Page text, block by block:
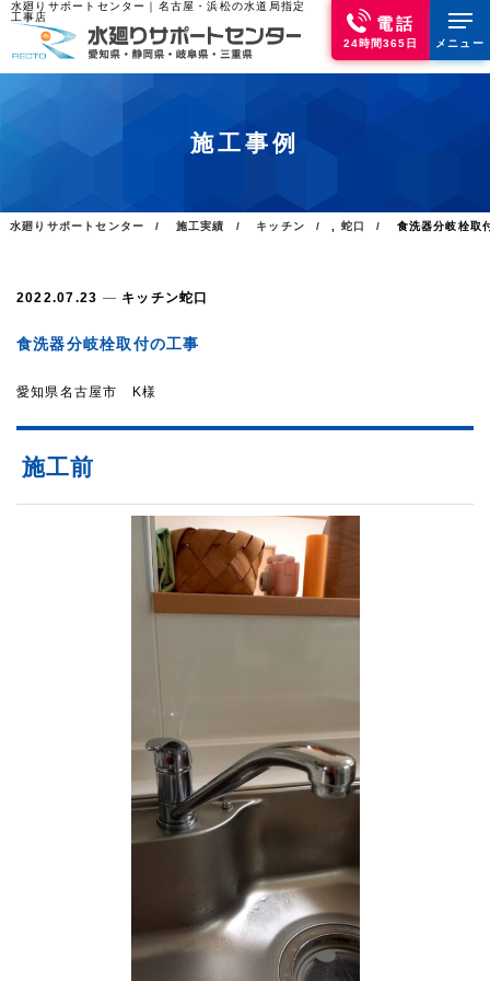
水廻りサポートセンター｜名古屋・浜松の水道局指定
工事店
電話
24時間365日 メニュー
施工事例
水廻りサポートセンター 施工実績 キッチン 蛇口 食洗器分岐栓取
2022.07.23 キッチン蛇口
食洗器分岐栓取付の工事
愛知県名古屋市 K様
施工前